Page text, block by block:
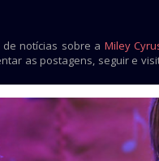
notícias sobre a Miley
as postagens, seguir e